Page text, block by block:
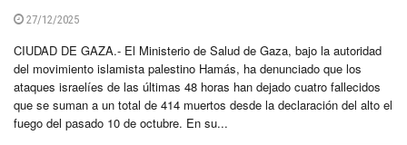
27/12/2025
CIUDAD DE GAZA.- El Ministerio de Salud de Gaza, bajo la autoridad
del movimiento islamista palestino Hamás, ha denunciado que los
ataques israelíes de las últimas 48 horas han dejado cuatro fallecidos
que se suman a un total de 414 muertos desde la declaración del alto el
fuego del pasado 10 de octubre. En su...